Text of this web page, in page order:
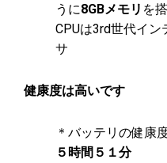
うに8GBメモリ を
CPUは3rd世代イン
サ
健康度は高いです
＊バッテリの健康
５時間５１分